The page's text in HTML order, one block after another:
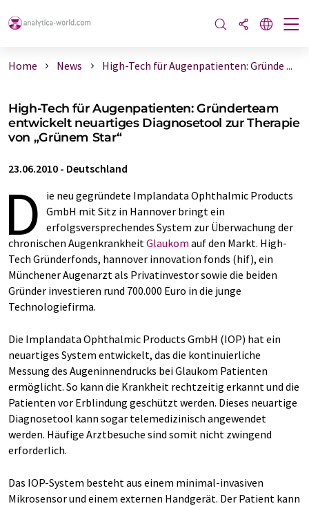
Home News High-Tech für Augenpatienten: Gründe ...
High-Tech für Augenpatienten: Gründerteam
entwickelt neuartiges Diagnosetool zur Therapie
von „Grünem Star“
23.06.2010 - Deutschland
D
ie neu gegründete Implandata Ophthalmic Products
GmbH mit Sitz in Hannover bringt ein
erfolgsversprechendes System zur Überwachung der
chronischen AugenkrankheitGlaukom auf den Markt. High-
Tech Gründerfonds, hannover innovation fonds (hif), ein
Münchener Augenarzt als Privatinvestor sowie die beiden
Gründer investieren rund 700.000 Euro in die junge
Technologiefirma.
Die Implandata Ophthalmic Products GmbH (IOP) hat ein
neuartiges System entwickelt, das die kontinuierliche
Messung des Augeninnendrucks bei Glaukom Patienten
ermöglicht. So kann die Krankheit rechtzeitig erkannt und die
Patienten vor Erblindung geschützt werden. Dieses neuartige
Diagnosetool kann sogar telemedizinisch angewendet
werden. Häufige Arztbesuche sind somit nicht zwingend
erforderlich.
Das IOP-System besteht aus einem minimal-invasiven
Mikrosensor und einem externen Handgerät. Der Patient kann